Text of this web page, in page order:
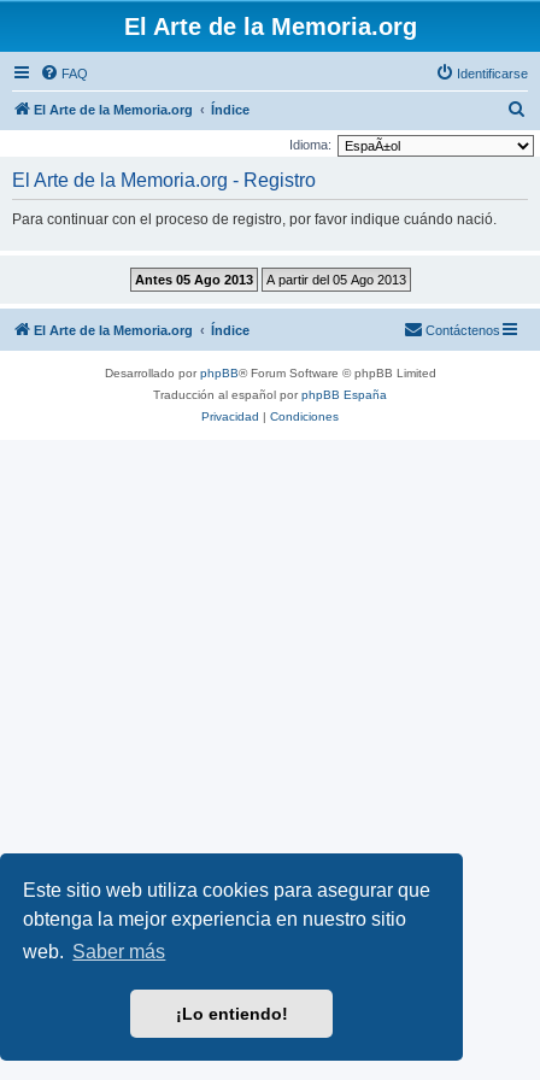
Este sitio web utiliza cookies para asegurar que
obtenga la mejor experiencia en nuestro sitio
web. Saber más
¡Lo entiendo!
El Arte de la Memoria.org
FAQ Identificarse
El Arte de la Memoria.org Índice
u
Idioma:
El Arte de la Memoria.org - Registro
Para continuar con el proceso de registro, por favor indique cuándo nació.
El Arte de la Memoria.org Índice Contáctenos
Desarrollado porphpBB® Forum Software © phpBB Limited
Traducción al español porphpBB España
Privacidad | Condiciones